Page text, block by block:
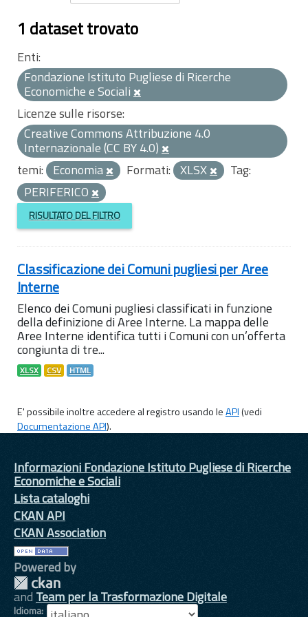
1 dataset trovato
Enti:
Fondazione Istituto Pugliese di Ricerche
Economiche e Sociali
Licenze sulle risorse:
Creative Commons Attribuzione 4.0
Internazionale (CC BY 4.0)
temi: Economia Formati: XLSX
Tag:
PERIFERICO
RISULTATO DEL FILTRO
Classificazione dei Comuni pugliesi per Aree
Interne
Elenco dei Comuni pugliesi classificati in funzione
della definizione di Aree Interne. La mappa delle
Aree Interne identifica tutti i Comuni con un’offerta
congiunta di tre...
XLSX CSV HTML
E' possibile inoltre accedere al registro usando leAPI(vedi
Documentazione API).
Informazioni Fondazione Istituto Pugliese di Ricerche
Economiche e Sociali
Lista cataloghi
CKAN API
CKAN Association
Powered by
and Team per la Trasformazione Digitale
Idioma